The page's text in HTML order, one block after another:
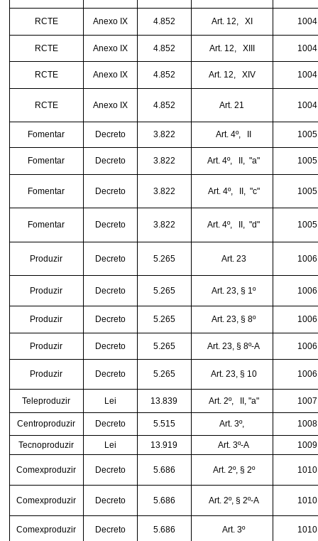
RCTE Anexo IX 4.852 Art. 12, XI
RCTE Anexo IX 4.852 Art. 12, XIII
RCTE Anexo IX 4.852 Art. 12, XIV
RCTE Anexo IX 4.852 Art. 21
Fomentar Decreto 3.822 Art. 4º,
Fomentar Decreto 3.822 Art. 4º, II, "a"
Fomentar Decreto 3.822 Art. 4º, II, "c"
Fomentar Decreto 3.822 Art. 4º, II, "d"
Produzir Decreto 5.265 Art. 23
Produzir Decreto 5.265 Art. 23, § 1º
Produzir Decreto 5.265 Art. 23, § 8º
Produzir Decreto 5.265 Art. 23, § 8º-A
Produzir Decreto 5.265 Art. 23, § 10
Teleproduzir Lei 13.839 Art. 2º, II, "a"
Centroproduzir Decreto 5.515 Art. 3º,
Tecnoproduzir Lei 13.919 Art. 3º-A
Comexproduzir Decreto 5.686 Art. 2º, § 2º
Comexproduzir Decreto 5.686 Art. 2º, § 2º-A
Comexproduzir Decreto 5.686 Art. 3º